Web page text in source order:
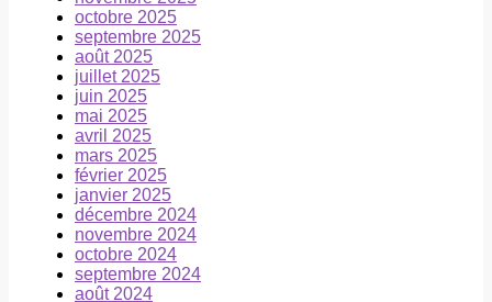
octobre 2025
septembre 2025
août 2025
juillet 2025
juin 2025
mai 2025
avril 2025
mars 2025
février 2025
janvier 2025
décembre 2024
novembre 2024
octobre 2024
septembre 2024
août 2024